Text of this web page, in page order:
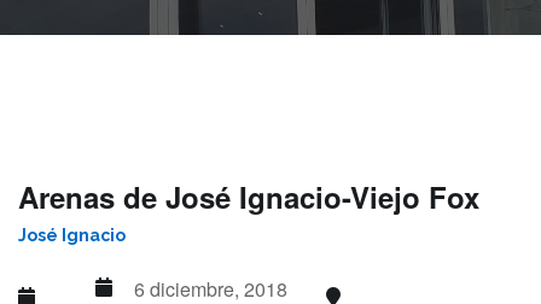
Arenas de José Ignacio-Viejo Fox
José Ignacio
6 diciembre, 2018